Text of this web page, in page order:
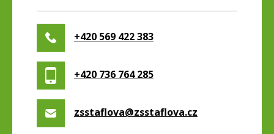
+420 569 422 383
+420 736 764 285
zsstaflova@zsstaflova.cz